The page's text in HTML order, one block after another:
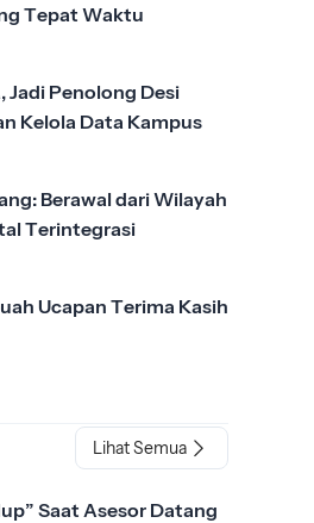
Tepat Waktu
Jadi Penolong Desi
Kelola Data Kampus
Berawal dari Wilayah
Terintegrasi
Ucapan Terima Kasih
Lihat Semua
Saat Asesor Datang